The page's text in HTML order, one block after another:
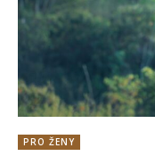
PRO ŽENY